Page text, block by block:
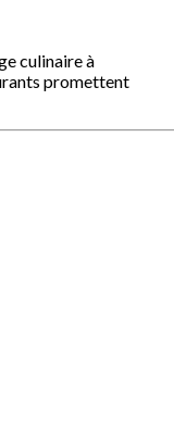
culinaire à
promettent